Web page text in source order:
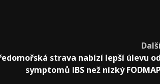
strava nabízí lepší úlevu od
symptomů IBS než nízký FODMAP